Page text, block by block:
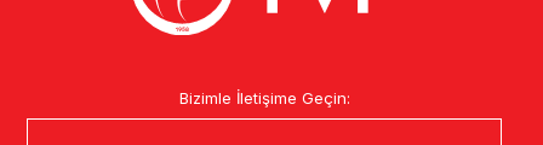
Bizimle İletişime Geçin: